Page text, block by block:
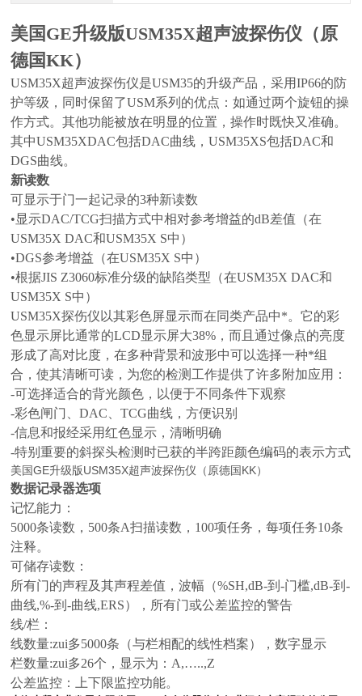
美国GE升级版USM35X超声波探伤仪（原
德国KK）
USM35X超声波探伤仪是USM35的升级产品，采用IP66的防
护等级，同时保留了USM系列的优点：如通过两个旋钮的操
作方式。其他功能被放在明显的位置，操作时既快又准确。
其中USM35XDAC包括DAC曲线，USM35XS包括DAC和
DGS曲线。
新读数
可显示于门一起记录的3种新读数
•显示DAC/TCG扫描方式中相对参考增益的dB差值（在
USM35X DAC和USM35X S中）
•DGS参考增益（在USM35X S中）
•根据JIS Z3060标准分级的缺陷类型（在USM35X DAC和
USM35X S中）
USM35X探伤仪以其彩色屏显示而在同类产品中*。它的彩
色显示屏比通常的LCD显示屏大38%，而且通过像点的亮度
形成了高对比度，在多种背景和波形中可以选择一种*组
合，使其清晰可读，为您的检测工作提供了许多附加应用：
-可选择适合的背光颜色，以便于不同条件下观察
-彩色闸门、DAC、TCG曲线，方便识别
-信息和报经采用红色显示，清晰明确
-特别重要的斜探头检测时已获的半跨距颜色编码的表示方式
美国GE升级版USM35X超声波探伤仪（原德国KK）
数据记录器选项
记忆能力：
5000条读数，500条A扫描读数，100项任务，每项任务10条
注释。
可储存读数：
所有门的声程及其声程差值，波幅（%SH,dB-到-门槛,dB-到-
曲线,%-到-曲线,ERS），所有门或公差监控的警告
线/栏：
线数量:zui多5000条（与栏相配的线性档案），数字显示
栏数量:zui多26个，显示为：A,…..,Z
公差监控：上下限监控功能。